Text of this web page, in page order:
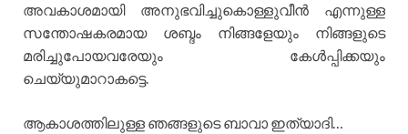
അവകാശമായി അനുഭവിച്ചുകൊള്ളുവീന്‍ എന്നുള്ള
സന്തോഷകരമായ ശബ്ദം നിങ്ങളേയും നിങ്ങളുടെ
മരിച്ചുപോയവരേയും കേള്‍പ്പിക്കയും
ചെയ്യുമാറാകട്ടെ.
ആകാശത്തിലുള്ള ഞങ്ങളുടെ ബാവാ ഇത്യാദി…